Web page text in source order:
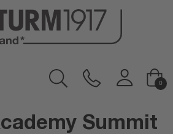
0
Summit
Summit